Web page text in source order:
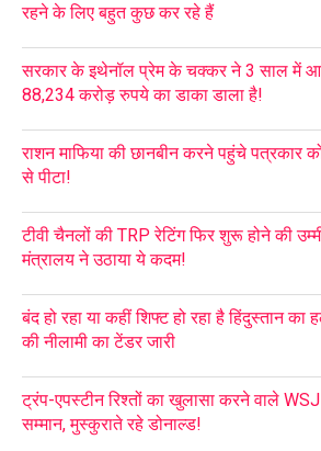
रहने के लिए बहुत कुछ कर रहे हैं
सरकार के इथेनॉल प्रेम के चक्कर ने 3 साल में
88,234 करोड़ रुपये का डाका डाला है!
राशन माफिया की छानबीन करने पहुंचे पत्रकार
से पीटा!
टीवी चैनलों की TRP रेटिंग फिर शुरू होने की
मंत्रालय ने उठाया ये कदम!
बंद हो रहा या कहीं शिफ्ट हो रहा है हिंदुस्तान का
की नीलामी का टेंडर जारी
ट्रंप-एपस्टीन रिश्तों का खुलासा करने वाले
सम्मान, मुस्कुराते रहे डोनाल्ड!